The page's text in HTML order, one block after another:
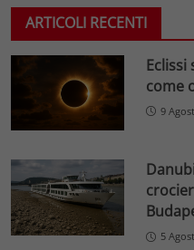
ARTICOLI RECENTI
Eclissi
come
9
5